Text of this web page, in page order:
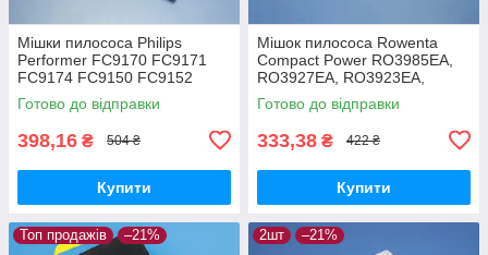
Мішки пилососа Philips
Performer FC9170 FC9171
FC9174 FC9150 FC9152
FC9160 FC9162 FC9166
FC9173 FC9175 FC9176
Готово до відправки
398,16 ₴ 504 ₴
Купити
Мішок пилососа Rowenta
Compact Power RO3985EA,
RO3927EA, RO3923EA,
RO3953EA, RO3969EA
багаторазовий
Готово до відправки
333,38 ₴ 422 ₴
Купити
Топ продажів –21% 2шт –21%